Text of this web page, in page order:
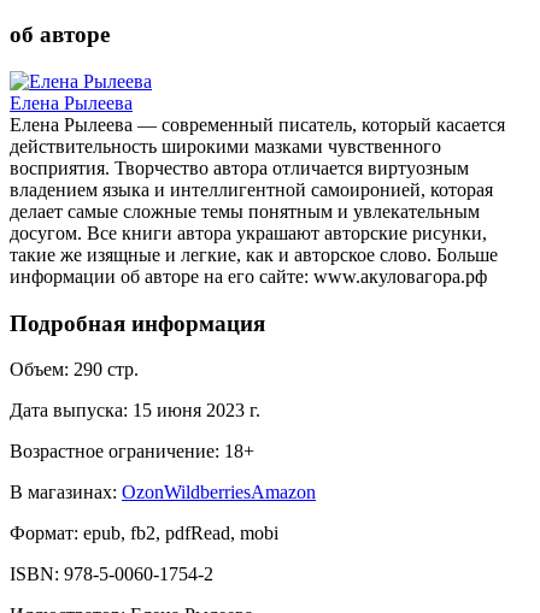
об авторе
Елена Рылеева
Елена Рылеева — современный писатель, который касается
действительность широкими мазками чувственного
восприятия. Творчество автора отличается виртуозным
владением языка и интеллигентной самоиронией, которая
делает самые сложные темы понятным и увлекательным
досугом. Все книги автора украшают авторские рисунки,
такие же изящные и легкие, как и авторское слово. Больше
информации об авторе на его сайте: www.акуловагора.рф
Подробная информация
Объем: 290 стр.
Дата выпуска: 15 июня 2023 г.
Возрастное ограничение: 18+
В магазинах: OzonWildberriesAmazon
Формат: epub, fb2, pdfRead, mobi
ISBN: 978-5-0060-1754-2